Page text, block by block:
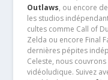
Outlaws, ou encore
les studios
cultes comme Call of
Zelda ou encore Final
dernières pépites
Celeste, nous
vidéoludique. Suivez